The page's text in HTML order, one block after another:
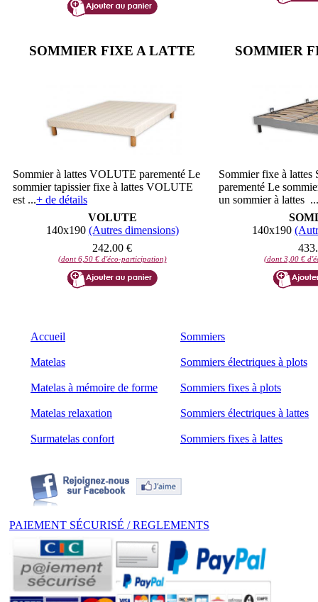
SOMMIER FIXE A LATTE
Sommier à lattes VOLUTE parementé Le
sommier tapissier fixe à lattes VOLUTE
est ...+ de détails
VOLUTE
140x190 (Autres dimensions)
242.00 €
(dont 6,50 € d'éco-participation)
SOMMIER
Sommier fixe à
parementé Le
un sommier à lattes ...
140x190
(dont 3,00 €
Accueil
Matelas
Matelas à mémoire de forme
Matelas relaxation
Surmatelas confort
Sommiers
Sommiers électriques à plots
Sommiers fixes à plots
Sommiers électriques à lattes
Sommiers fixes à lattes
PAIEMENT SÉCURISÉ / REGLEMENTS